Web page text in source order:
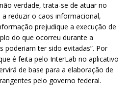
verdade, trata-se de atuar no
reduzir o caos informacional,
prejudique a execução de
do que ocorreu durante a
poderiam ter sido evitadas”. Por
é feita pelo InterLab no aplicativo
de base para a elaboração de
pelo governo federal.